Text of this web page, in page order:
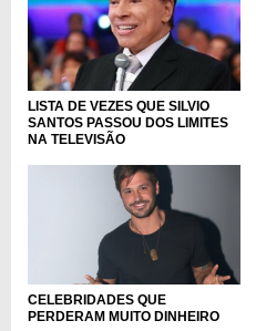
LISTA DE VEZES QUE SILVIO
SANTOS PASSOU DOS LIMITES
NA TELEVISÃO
CELEBRIDADES QUE
PERDERAM MUITO DINHEIRO